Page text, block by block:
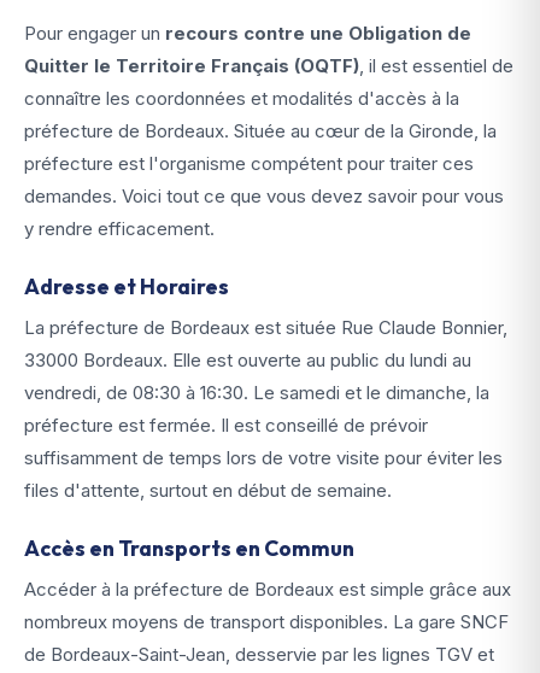
Pour engager un recours contre une Obligation de
Quitter le Territoire Français (OQTF), il est essentiel de
connaître les coordonnées et modalités d'accès à la
préfecture de Bordeaux. Située au cœur de la Gironde, la
préfecture est l'organisme compétent pour traiter ces
demandes. Voici tout ce que vous devez savoir pour vous
y rendre efficacement.
Adresse et Horaires
La préfecture de Bordeaux est située Rue Claude Bonnier,
33000 Bordeaux. Elle est ouverte au public du lundi au
vendredi, de 08:30 à 16:30. Le samedi et le dimanche, la
préfecture est fermée. Il est conseillé de prévoir
suffisamment de temps lors de votre visite pour éviter les
files d'attente, surtout en début de semaine.
Accès en Transports en Commun
Accéder à la préfecture de Bordeaux est simple grâce aux
nombreux moyens de transport disponibles. La gare SNCF
de Bordeaux-Saint-Jean, desservie par les lignes TGV et